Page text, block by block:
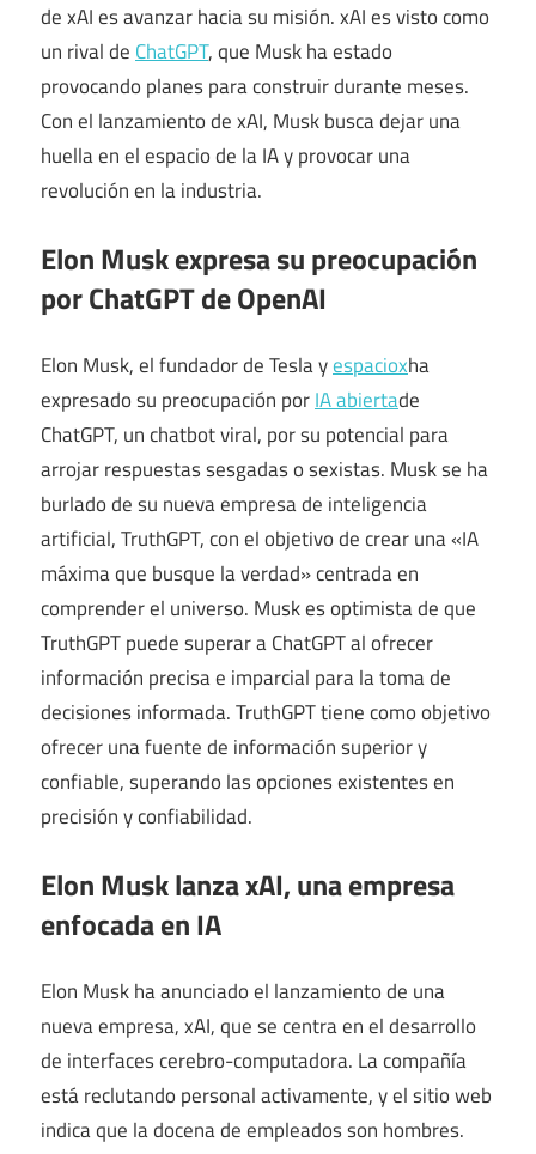
de xAI es avanzar hacia su misión. xAI es visto como
un rival de ChatGPT, que Musk ha estado
provocando planes para construir durante meses.
Con el lanzamiento de xAI, Musk busca dejar una
huella en el espacio de la IA y provocar una
revolución en la industria.
Elon Musk expresa su preocupación
por ChatGPT de OpenAI
Elon Musk, el fundador de Tesla yespacioxha
expresado su preocupación porIA abiertade
ChatGPT, un chatbot viral, por su potencial para
arrojar respuestas sesgadas o sexistas. Musk se ha
burlado de su nueva empresa de inteligencia
artificial, TruthGPT, con el objetivo de crear una «IA
máxima que busque la verdad» centrada en
comprender el universo. Musk es optimista de que
TruthGPT puede superar a ChatGPT al ofrecer
información precisa e imparcial para la toma de
decisiones informada. TruthGPT tiene como objetivo
ofrecer una fuente de información superior y
confiable, superando las opciones existentes en
precisión y confiabilidad.
Elon Musk lanza xAI, una empresa
enfocada en IA
Elon Musk ha anunciado el lanzamiento de una
nueva empresa, xAI, que se centra en el desarrollo
de interfaces cerebro-computadora. La compañía
está reclutando personal activamente, y el sitio web
indica que la docena de empleados son hombres.